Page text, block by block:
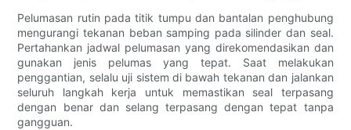
Pelumasan rutin pada titik tumpu dan bantalan penghubung
mengurangi tekanan beban samping pada silinder dan seal.
Pertahankan jadwal pelumasan yang direkomendasikan dan
gunakan jenis pelumas yang tepat. Saat melakukan
penggantian, selalu uji sistem di bawah tekanan dan jalankan
seluruh langkah kerja untuk memastikan seal terpasang
dengan benar dan selang terpasang dengan tepat tanpa
gangguan.